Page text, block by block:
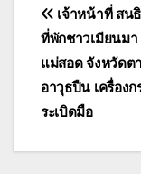
แนะแนว
เรื่อง
เจ้าหน้าที่ สน
ที่พักชาวเมียนมา
แม่สอด จังหวัดต
อาวุธปืน เครื่อง
ระเบิดมือ